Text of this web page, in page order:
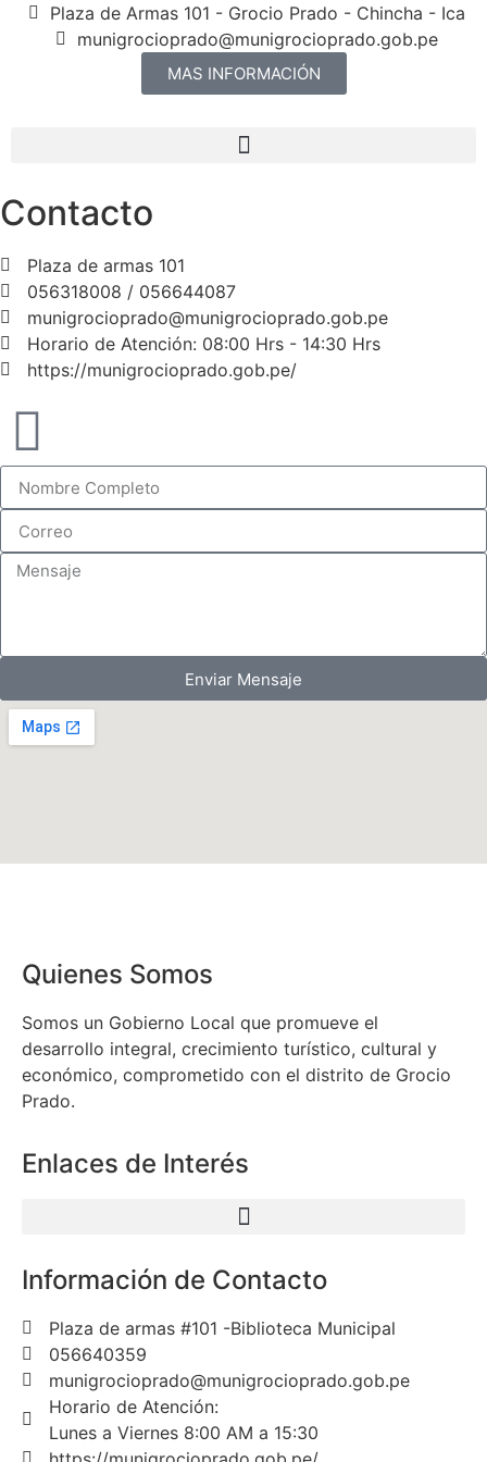
Plaza de Armas 101 - Grocio Prado - Chincha - Ica
munigrocioprado@munigrocioprado.gob.pe
MAS INFORMACIÓN
Contacto
Plaza de armas 101
056318008 / 056644087
munigrocioprado@munigrocioprado.gob.pe
Horario de Atención: 08:00 Hrs - 14:30 Hrs
https://munigrocioprado.gob.pe/
Enviar Mensaje
Quienes Somos
Somos un Gobierno Local que promueve el
desarrollo integral, crecimiento turístico, cultural y
económico, comprometido con el distrito de Grocio
Prado.
Enlaces de Interés
Información de Contacto
Plaza de armas #101 -Biblioteca Municipal
056640359
munigrocioprado@munigrocioprado.gob.pe
Horario de Atención:
Lunes a Viernes 8:00 AM a 15:30